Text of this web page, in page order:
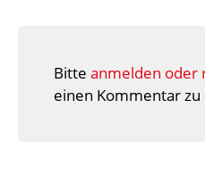
Bitte anmelden oder
einen Kommentar zu